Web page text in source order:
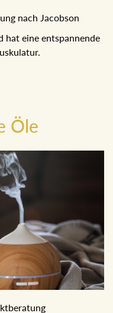
nach Jacobson
eine entspannende
Öle